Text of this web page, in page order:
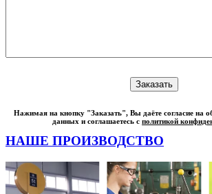
Нажимая на кнопку "Заказать", Вы даёте согласие на
данных и соглашаетесь с политикой
НАШЕ ПРОИЗВОДСТВО